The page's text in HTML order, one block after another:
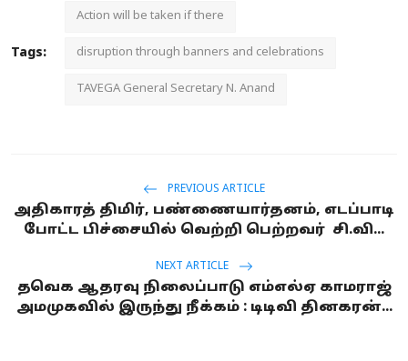
Tags:
Action will be taken if there
disruption through banners and celebrations
TAVEGA General Secretary N. Anand
PREVIOUS ARTICLE
அதிகாரத் திமிர், பண்ணையார்தனம், எடப்பாடி
போட்ட பிச்சையில் வெற்றி பெற்றவர் சி.வி...
NEXT ARTICLE
தவெக ஆதரவு நிலைப்பாடு எம்எல்ஏ காமராஜ்
அமமுகவில் இருந்து நீக்கம் : டிடிவி தினகரன்...